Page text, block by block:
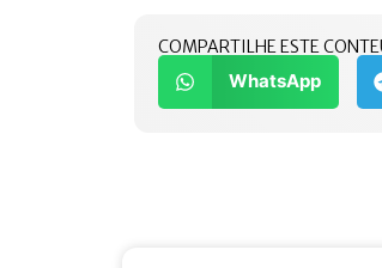
COMPARTILHE ESTE
WhatsApp